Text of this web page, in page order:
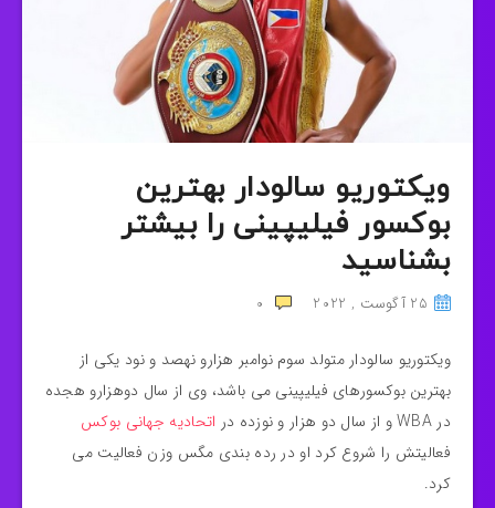
ویکتوریو سالودار بهترین
بوکسور فیلیپینی را بیشتر
بشناسید
25 آگوست , 2022 0
ویکتوریو سالودار متولد سوم نوامبر هزارو نهصد و نود یکی از
بهترین بوکسورهای فیلیپینی می باشد، وی از سال دوهزارو هجده
در WBA و از سال دو هزار و نوزده در
اتحادیه جهانی بوکس
فعالیتش را شروع کرد او در رده بندی مگس وزن فعالیت می
کرد.